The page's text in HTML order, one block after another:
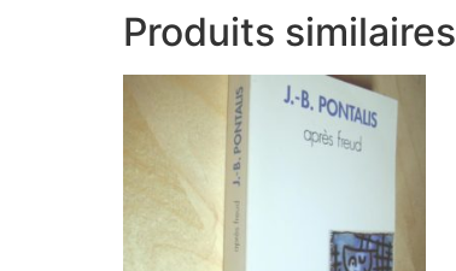
Produits similaires